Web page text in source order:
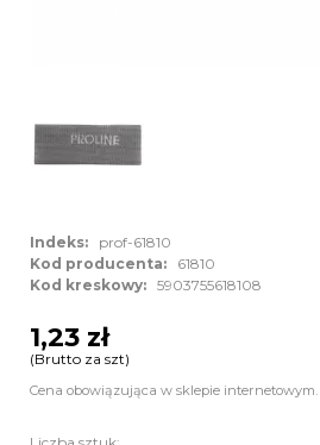
Indeks:
prof-61810
Kod producenta:
61810
Kod kreskowy: 5903755618108
1,23 zł
(Brutto za szt)
Cena obowiązująca w sklepie internetowym.